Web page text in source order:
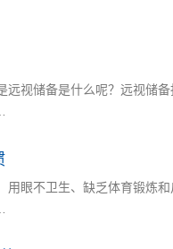
视储备是什么呢？远视储
眼不卫生、缺乏体育锻炼